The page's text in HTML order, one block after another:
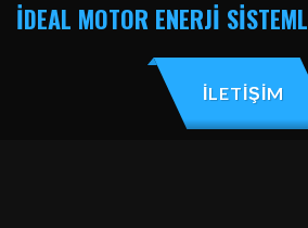
İDEAL MOTOR ENERJİ
İLETİŞİM